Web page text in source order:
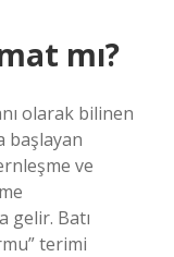
mı?
olarak bilinen
başlayan
ve
gelir. Batı
terimi